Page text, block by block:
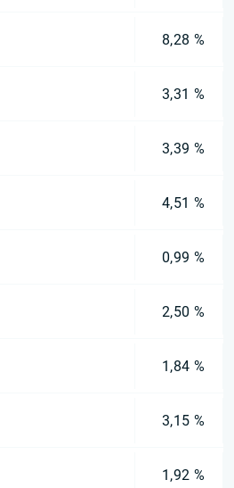
8,28 %
3,31 %
3,39 %
4,51 %
0,99 %
2,50 %
1,84 %
3,15 %
1,92 %